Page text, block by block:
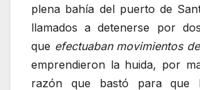
plena bahía del puerto de
llamados a detenerse por
que efectuaban movimientos
emprendieron la huida, por
razón que bastó para que